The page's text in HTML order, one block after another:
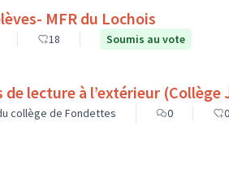
MFR du Lochois
18 Soumis au vote
Aménager des
collège de Fondettes 0 0